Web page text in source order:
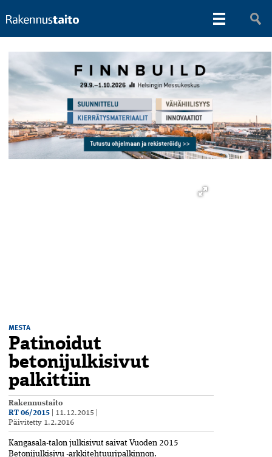
MESTA
Patinoidut
betonijulkisivut
palkittiin
Rakennustaito
RT 06/2015
11.12.2015
Päivitetty 1.2.2016
Kangasala-talon julkisivut saivat Vuoden 2015
Betonijulkisivu -arkkitehtuuripalkinnon.